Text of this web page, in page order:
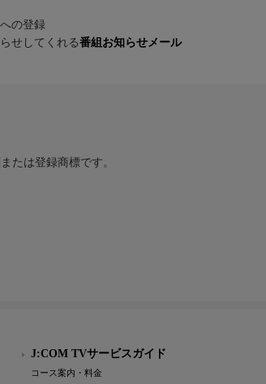
の登録
せしてくれる番組お知らせメール
たは登録商標です。
J:COM TVサービスガイド
コース案内・料金